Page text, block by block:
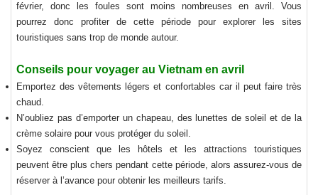
février, donc les foules sont moins nombreuses en avril. Vous
pourrez donc profiter de cette période pour explorer les sites
touristiques sans trop de monde autour.
Conseils pour voyager au Vietnam en avril
Emportez des vêtements légers et confortables car il peut faire très
chaud.
N’oubliez pas d’emporter un chapeau, des lunettes de soleil et de la
crème solaire pour vous protéger du soleil.
Soyez conscient que les hôtels et les attractions touristiques
peuvent être plus chers pendant cette période, alors assurez-vous de
réserver à l’avance pour obtenir les meilleurs tarifs.